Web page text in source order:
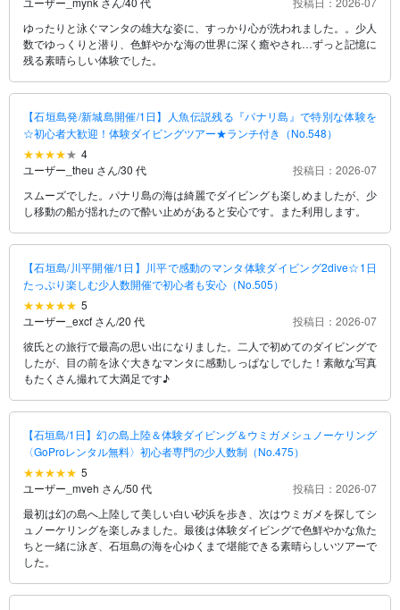
ゆったりと泳ぐマンタの雄大な姿に、すっかり心が洗われました。。少人
数でゆっくりと潜り、色鮮やかな海の世界に深く癒やされ…ずっと記憶に
残る素晴らしい体験でした。
【石垣島発/新城島開催/1日】人魚伝説残る『パナリ島』で特別な体験を
☆初心者大歓迎！体験ダイビングツアー★ランチ付き（No.548）
4
ユーザー_theu さん/30 代
投稿日：2026-07
スムーズでした。パナリ島の海は綺麗でダイビングも楽しめましたが、少
し移動の船が揺れたので酔い止めがあると安心です。また利用します。
【石垣島/川平開催/1日】川平で感動のマンタ体験ダイビング2dive☆1日
たっぷり楽しむ少人数開催で初心者も安心（No.505）
5
ユーザー_excf さん/20 代
投稿日：2026-07
彼氏との旅行で最高の思い出になりました。二人で初めてのダイビングで
したが、目の前を泳ぐ大きなマンタに感動しっぱなしでした！素敵な写真
もたくさん撮れて大満足です♪
【石垣島/1日】幻の島上陸＆体験ダイビング＆ウミガメシュノーケリング
〈GoProレンタル無料〉初心者専門の少人数制（No.475）
5
ユーザー_mveh さん/50 代
投稿日：2026-07
最初は幻の島へ上陸して美しい白い砂浜を歩き、次はウミガメを探してシ
ュノーケリングを楽しみました。最後は体験ダイビングで色鮮やかな魚た
ちと一緒に泳ぎ、石垣島の海を心ゆくまで堪能できる素晴らしいツアーで
した。